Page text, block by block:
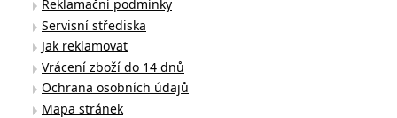
Reklamační podmínky
Servisní střediska
Jak reklamovat
Vrácení zboží do 14 dnů
Ochrana osobních údajů
Mapa stránek